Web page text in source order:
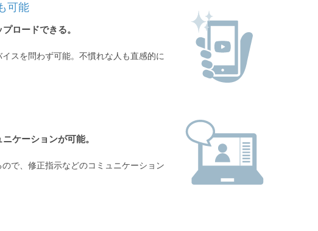
可能
ロードできる。
スを問わず可能。不慣れな人も直感的に
ケーションが可能。
で、修正指示などのコミュニケーション